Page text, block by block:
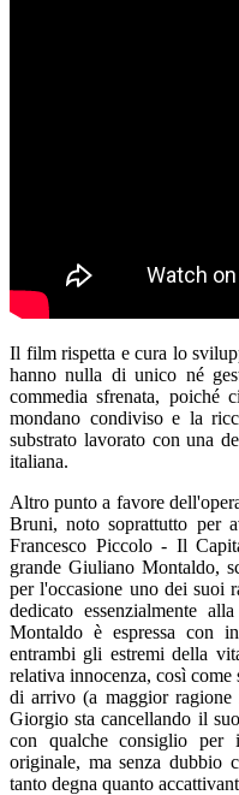
Il film rispetta e cura lo
hanno nulla di unico né
commedia sfrenata, poiché
mondano condiviso e la
substrato lavorato con una
italiana.
Altro punto a favore
Bruni, noto soprattutto per
Francesco Piccolo - Il
grande Giuliano Montaldo,
per l'occasione uno dei suoi
dedicato essenzialmente
Montaldo è espressa con
entrambi gli estremi della
relativa innocenza, così
di arrivo (a maggior ragione
Giorgio sta cancellando il
con qualche consiglio
originale, ma senza dubbio
tanto degna quanto